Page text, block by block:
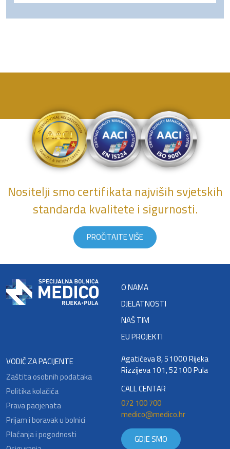
Nositelji smo certifikata najviših svjetskih
standarda kvalitete i sigurnosti.
PROČITAJTE VIŠE
O NAMA
DJELATNOSTI
NAŠ TIM
EU PROJEKTI
VODIČ ZA PACIJENTE
Zaštita osobnih podataka
Politika kolačića
Prava pacijenata
Prijam i boravak u bolnici
Plaćanja i pogodnosti
Agatićeva 8, 51000 Rijeka
Rizzijeva 101, 52100 Pula
CALL CENTAR
072 100 700
medico@medico.hr
GDJE SMO